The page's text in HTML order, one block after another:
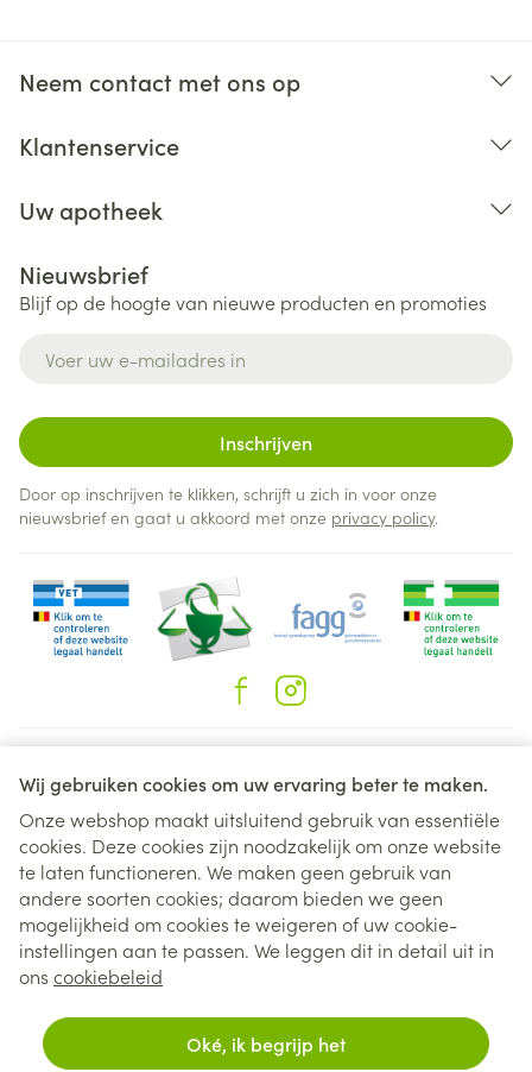
Wij gebruiken cookies om uw ervaring beter te maken.
Onze webshop maakt uitsluitend gebruik van essentiële
cookies. Deze cookies zijn noodzakelijk om onze website
te laten functioneren. We maken geen gebruik van
andere soorten cookies; daarom bieden we geen
mogelijkheid om cookies te weigeren of uw cookie-
instellingen aan te passen. We leggen dit in detail uit in
ons cookiebeleid
Oké, ik begrijp het
Neem contact met ons op
Klantenservice
Uw apotheek
Nieuwsbrief
Blijf op de hoogte van nieuwe producten en promoties
Inschrijven
Door op inschrijven te klikken, schrijft u zich in voor onze
nieuwsbrief en gaat u akkoord met onze privacy policy.
Juridische links